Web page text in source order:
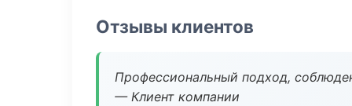
Отзывы клиентов
Профессиональный подход,
— Клиент компании